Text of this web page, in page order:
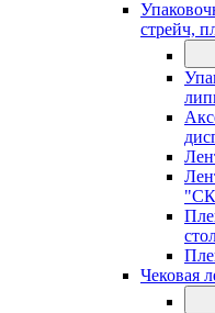
стрейч,
Чековая